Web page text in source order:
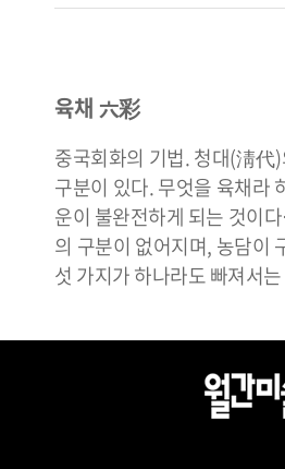
육채 六彩
중국회화의 기법. 청대(淸
구분이 있다. 무엇을 육채라
운이 불완전하게 되는 것이
의 구분이 없어지며, 농담이
섯 가지가 하나라도 빠져서